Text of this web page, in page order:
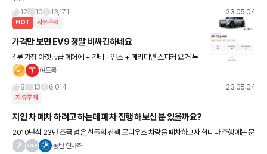
12
10 13,171 23.05.04
HOT 자유주제
가격만 보면 EV9 정말 비싸긴하네요
4륜 가장 아랫등급 에어에 + 컨비니언스 + 메리디안 스피커 요거 두
개만 추가 = 8300만원 보조금도 다 못받고 EV6나 아이오닉5 의 두
여드름
8
13 6,014 23.05.04
자유주제
지인 차 폐차 하려고 하는데 폐차 진행 해보신 분 있을까요?
2010년식 23만 조금 넘은 신들의 산책 로디우스 차량을 폐차하고자 합니다 주행에는 문
제가 없지만 막상 타서 주행해보니 핸들도 안마의자 만큼이나 충격이 있고 차는 너무 무겁
동탄 현마허